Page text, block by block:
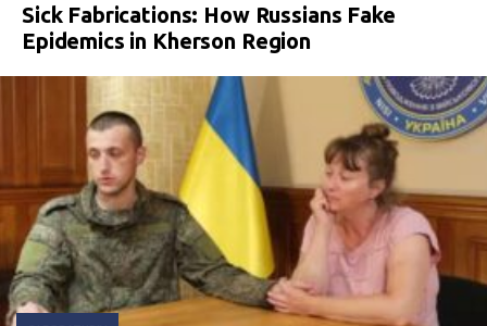
Sick Fabrications: How Russians Fake
Epidemics in Kherson Region